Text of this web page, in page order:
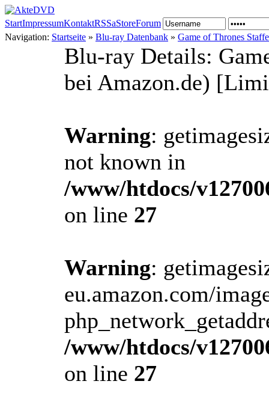
StartImpressumKontaktRSSaStoreForum
Navigation: Startseite » Blu-ray Datenbank » Game of Thrones
Blu-ray Details:
bei Amazon.de)
Warning:
not known in
/www/htdocs/
on line 27
Warning:
eu.amazon.com/
/www/htdocs/
on line 27